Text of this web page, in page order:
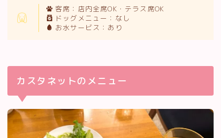
客席：店内全席OK・テラス席OK
ドッグメニュー：なし
お水サービス：あり
カスタネットのメニュー